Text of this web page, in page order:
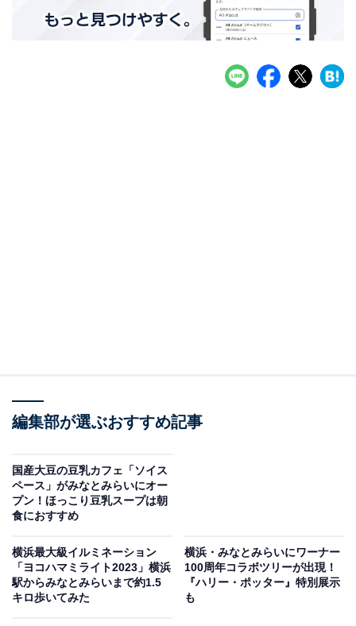
編集部が選ぶおすすめ記事
国産大豆の豆乳カフェ「ソイス
ペース」がみなとみらいにオー
プン！ほっこり豆乳スープは朝
食におすすめ
横浜最大級イルミネーション
「ヨコハマミライト2023」横浜
駅からみなとみらいまで約1.5
キロ歩いてみた
横浜・みなとみらいにワーナー
100周年コラボツリーが出現！
『ハリー・ポッター』特別展示
も